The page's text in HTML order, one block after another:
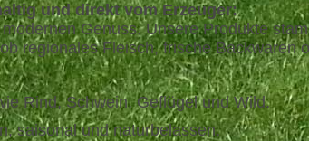
und direkt vom Erzeuger:
Genuss. Unsere Produkte
regionales Fleisch, frische
Rind, Schwein, Geflügel und Wild.
saisonal und naturbelassen.